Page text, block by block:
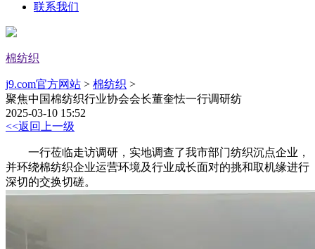
联系我们
棉纺织
j9.com官方网站 > 棉纺织 >
聚焦中国棉纺织行业协会会长董奎怯一行调研纺
2025-03-10 15:52
<<返回上一级
一行莅临走访调研，实地调查了我市部门纺织沉点企业，
并环绕棉纺织企业运营环境及行业成长面对的挑和取机缘进行
深切的交换切磋。